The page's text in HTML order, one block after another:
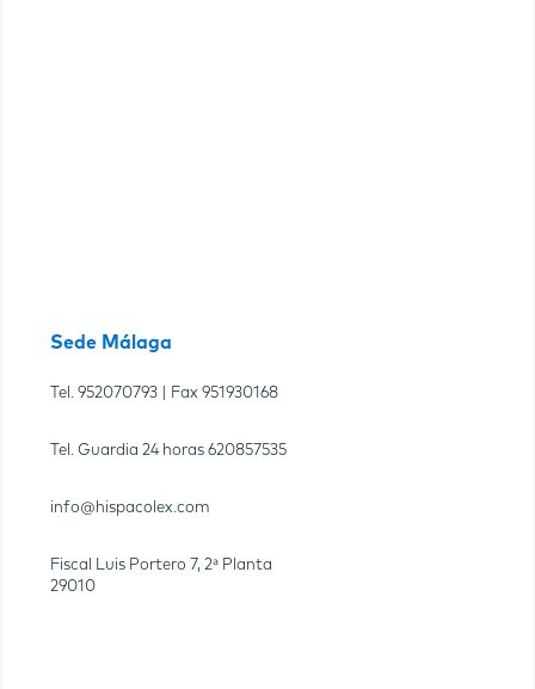
Sede Málaga
Tel. 952070793 | Fax 951930168
Tel. Guardia 24 horas 620857535
info@hispacolex.com
Fiscal Luis Portero 7, 2ª Planta
29010